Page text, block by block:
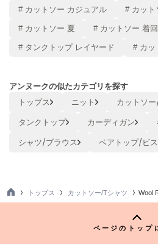
On
オン
オニツカ タイガー
オルグ
オル
ポローラ
# カットソー カジュアル # カット
# カットソー 夏 # カットソー 着
# タンクトップ レイヤード # カッ
アンヌークの似たカテゴリを探す
トップス ニット
カットソ
タンクトップ
カーディガン
シャツ/ブラウス
ベアトップ/ビ
TO
トップス カットソー/Tシャツ Wool
ページのトップ